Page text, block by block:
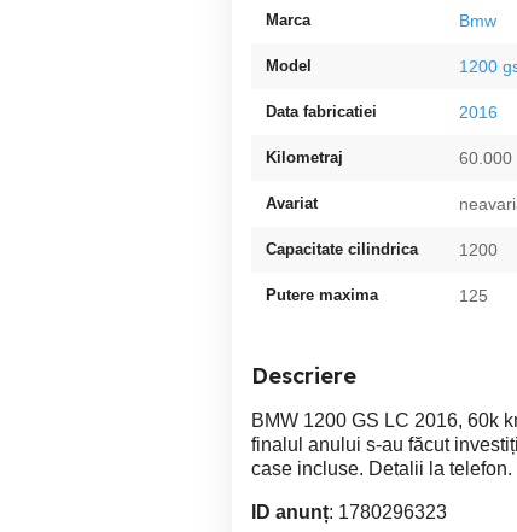
Marca Bmw
Model 1200
Data fabricatiei 2016
Kilometraj 60.000
Avariat
Capacitate cilindrica 1200
Putere maxima 125
Descriere
BMW 1200 GS LC 2016, 60k
finalul anului s-au făcut
case incluse. Detalii la telefon.
ID anunț: 1780296323